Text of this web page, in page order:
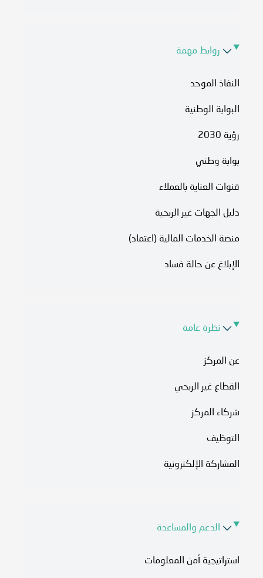
روابط مهمة
النفاذ الموحد
البوابة الوطنية
رؤية 2030
بوابة وطني
قنوات العناية بالعملاء
دليل الجهات غير الربحية
منصة الخدمات المالية (اعتماد)
الإبلاغ عن حالة فساد
نظرة عامة
عن المركز
القطاع غير الربحي
شركاء المركز
التوظيف
المشاركة الإلكترونية
الدعم والمساعدة
استراتيجية أمن المعلومات